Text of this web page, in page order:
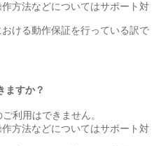
方法などについてはサポート対
ける動作保証を行っている訳で
ますか？
利用はできません。
方法などについてはサポート対